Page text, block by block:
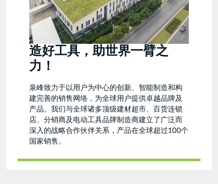
造好工具，助世界一臂之
力！
泉峰致力于以用户为中心的创新、智能制造和构
建完善的销售网络，为全球用户提供卓越品牌及
产品。我们与全球诸多顶级建材超市、百货连锁
店、分销商及电动工具品牌制造商建立了广泛而
深入的战略合作伙伴关系，产品在全球超过100个
国家销售。